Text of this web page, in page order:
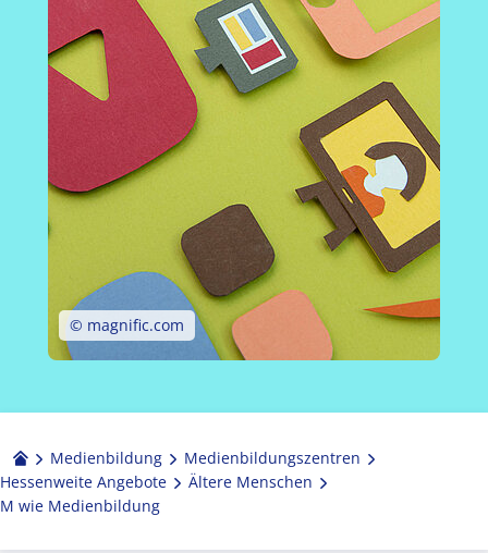
© magnific.com
Medienbildung
Medien­bildungs­zentren
Hessenweite Angebote
Ältere Menschen
M wie Medienbildung